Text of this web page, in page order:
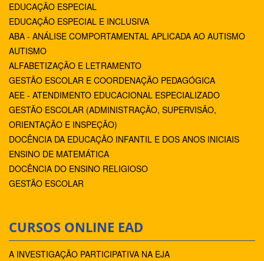
EDUCAÇÃO ESPECIAL
EDUCAÇÃO ESPECIAL E INCLUSIVA
ABA - ANÁLISE COMPORTAMENTAL APLICADA AO AUTISMO
AUTISMO
ALFABETIZAÇÃO E LETRAMENTO
GESTÃO ESCOLAR E COORDENAÇÃO PEDAGÓGICA
AEE - ATENDIMENTO EDUCACIONAL ESPECIALIZADO
GESTÃO ESCOLAR (ADMINISTRAÇÃO, SUPERVISÃO,
ORIENTAÇÃO E INSPEÇÃO)
DOCÊNCIA DA EDUCAÇÃO INFANTIL E DOS ANOS INICIAIS
ENSINO DE MATEMÁTICA
DOCÊNCIA DO ENSINO RELIGIOSO
GESTÃO ESCOLAR
CURSOS ONLINE EAD
A INVESTIGAÇÃO PARTICIPATIVA NA EJA